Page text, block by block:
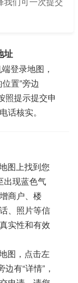
址
登录地图，
置”旁边
照提示提交申
话核实。
图上找到您
出现蓝色气
商户、楼
、照片等信
实性和有效
图，点击左
有“详情”，